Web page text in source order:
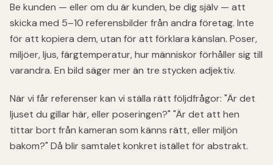
Be kunden — eller om du är kunden, be dig själv — att
skicka med 5–10 referensbilder från andra företag. Inte
för att kopiera dem, utan för att förklara känslan. Poser,
miljöer, ljus, färgtemperatur, hur människor förhåller sig till
varandra. En bild säger mer än tre stycken adjektiv.
När vi får referenser kan vi ställa rätt följdfrågor: "Är det
ljuset du gillar här, eller poseringen?" "Är det att hen
tittar bort från kameran som känns rätt, eller miljön
bakom?" Då blir samtalet konkret istället för abstrakt.